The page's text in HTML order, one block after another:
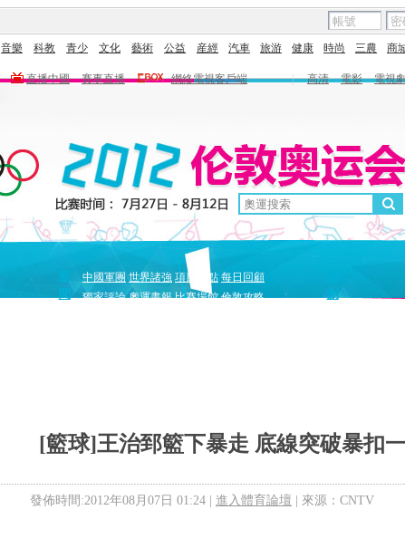
音樂 科教 青少 文化 藝術 公益 産經 汽車 旅游 健康 時尚 三農 商
直播中國 賽事直播 網絡電視客戶端 | 高清 電影
電視
聞
中國軍團 世界諸強 項目盤點 每日回顧
獨家評論 奧運畫報 比賽場館 倫敦攻略
創
[籃球]王治郅籃下暴走 底線突破暴扣
發佈時間:2012年08月07日 01:24 | 進入體育論壇 | 來源：CNTV